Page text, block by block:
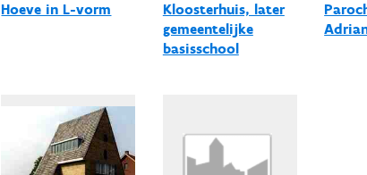
Hoeve in L-vorm
Kloosterhuis, later
gemeentelijke
basisschool